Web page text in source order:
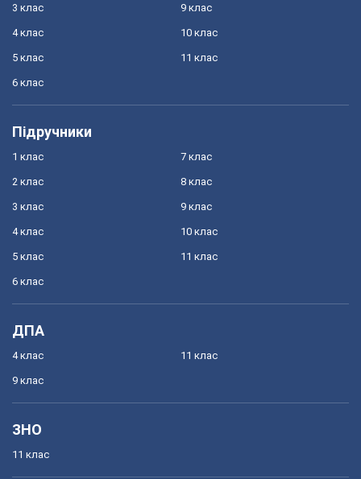
3 клас
4 клас
5 клас
6 клас
9 клас
10 клас
11 клас
Підручники
1 клас
2 клас
3 клас
4 клас
5 клас
6 клас
7 клас
8 клас
9 клас
10 клас
11 клас
ДПА
4 клас
9 клас
11 клас
ЗНО
11 клас